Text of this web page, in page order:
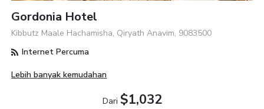
Gordonia Hotel
Kibbutz Maale Hachamisha, Qiryath Anavim, 9083500
Internet Percuma
Lebih banyak kemudahan
Dari $1,032